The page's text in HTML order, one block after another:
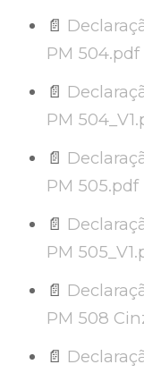
📄
PM 504.pdf
📄
PM
📄
PM 505.pdf
📄
PM
📄
PM 508
📄